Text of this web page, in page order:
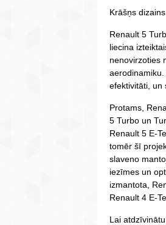
Krāšņs
Renault 5
liecina
nenovirzoties
efektivitāti, un
Protams,
5 Turbo un
Renault 5 E-
tomēr šī
slaveno
iezīmes un
izmantota,
Renault 4 E-
Lai